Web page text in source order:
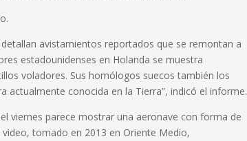
avistamientos reportados que se remontan a
estadounidenses en Holanda se muestra
voladores. Sus homólogos suecos también los
actualmente conocida en la Tierra”, indicó el informe.
viernes parece mostrar una aeronave con forma de
tomado en 2013 en Oriente Medio,